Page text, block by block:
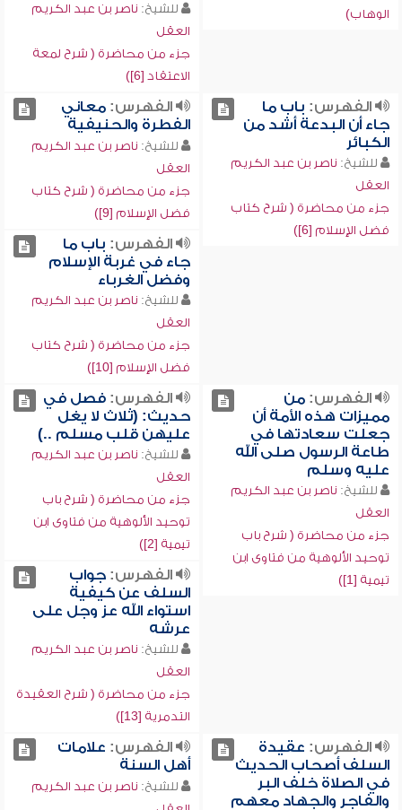
الوهاب)
للشيخ: ناصر بن عبد الكريم
العقل
جزء من محاضرة ( شرح لمعة
الاعتقاد [6])
الفهرس: باب ما
جاء أن البدعة أشد من
الكبائر
للشيخ: ناصر بن عبد الكريم
العقل
جزء من محاضرة ( شرح كتاب
فضل الإسلام [6])
الفهرس:معاني
الفطرة والحنيفية
للشيخ: ناصر بن عبد الكريم
العقل
جزء من محاضرة ( شرح كتاب
فضل الإسلام [9])
الفهرس: باب ما
جاء في غربة الإسلام
وفضل الغرباء
للشيخ: ناصر بن عبد الكريم
العقل
جزء من محاضرة ( شرح كتاب
فضل الإسلام [10])
الفهرس:من
مميزات هذه الأمة أن
جعلت سعادتها في
طاعة الرسول صلى الله
عليه وسلم
للشيخ: ناصر بن عبد الكريم
العقل
جزء من محاضرة ( شرح باب
توحيد الألوهية من فتاوى ابن
تيمية [1])
الفهرس:فصل في
حديث: (ثلاث لا يغل
عليهن قلب مسلم ..)
للشيخ: ناصر بن عبد الكريم
العقل
جزء من محاضرة ( شرح باب
توحيد الألوهية من فتاوى ابن
تيمية [2])
الفهرس:جواب
السلف عن كيفية
استواء الله عز وجل على
عرشه
للشيخ: ناصر بن عبد الكريم
العقل
جزء من محاضرة ( شرح العقيدة
التدمرية [13])
الفهرس: عقيدة
السلف أصحاب الحديث
في الصلاة خلف البر
والفاجر والجهاد معهم
الفهرس: علامات
أهل السنة
للشيخ: ناصر بن عبد الكريم